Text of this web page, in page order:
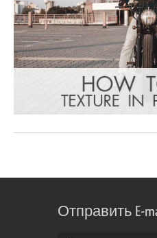
Отправить E-